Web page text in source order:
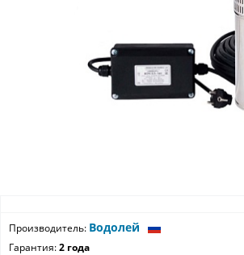
Производитель: Водолей
Гарантия:2 года